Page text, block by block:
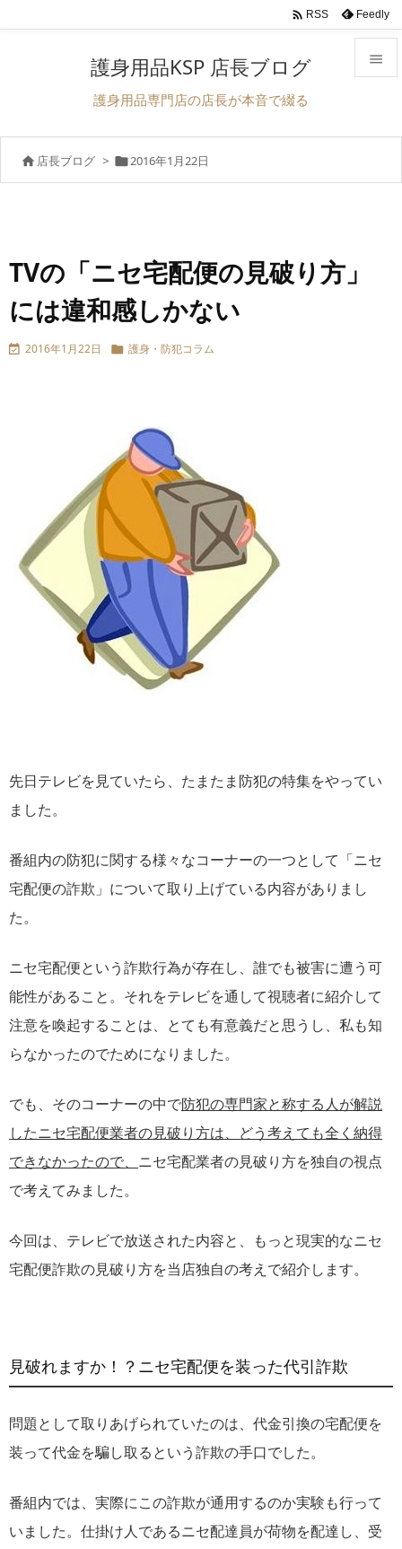


 RSS Feedly
護身用品KSP 店長ブログ
護身用品専門店の店長が本音で綴る
 店長ブログ > 2016年1月22日
TVの「ニセ宅配便の見破り方」
には違和感しかない
 2016年1月22日  護身・防犯コラム
先日テレビを見ていたら、たまたま防犯の特集をやってい
ました。
番組内の防犯に関する様々なコーナーの一つとして「ニセ
宅配便の詐欺」について取り上げている内容がありまし
た。
ニセ宅配便という詐欺行為が存在し、誰でも被害に遭う可
能性があること。それをテレビを通して視聴者に紹介して
注意を喚起することは、とても有意義だと思うし、私も知
らなかったのでためになりました。
でも、そのコーナーの中で防犯の専門家と称する人が解説
したニセ宅配便業者の見破り方は、どう考えても全く納得
できなかったので、 ニセ宅配業者の見破り方を独自の視点
で考えてみました。
今回は、テレビで放送された内容と、もっと現実的なニセ
宅配便詐欺の見破り方を当店独自の考えで紹介します。
見破れますか！？ニセ宅配便を装った代引詐欺
問題として取りあげられていたのは、代金引換の宅配便を
装って代金を騙し取るという詐欺の手口でした。
番組内では、実際にこの詐欺が通用するのか実験も行って
いました。仕掛け人であるニセ配達員が荷物を配達し、受